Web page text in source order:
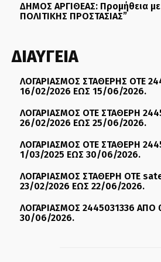
ΔΗΜΟΣ ΑΡΓΙΘΕΑΣ: Προμήθεια με
ΠΟΛΙΤΙΚΗΣ ΠΡΟΣΤΑΣΙΑΣ”
ΔΙΑΥΓΕΙΑ
ΛΟΓΑΡΙΑΣΜΟΣ ΣΤΑΘΕΡΗΣ ΟΤΕ
16/02/2026 ΕΩΣ 15/06/2026.
ΛΟΓΑΡΙΑΣΜΟΣ ΟΤΕ ΣΤΑΘΕΡΗ
26/02/2026 ΕΩΣ 25/06/2026.
ΛΟΓΑΡΙΑΣΜΟΣ ΟΤΕ ΣΤΑΘΕΡΗ
1/03/2025 ΕΩΣ 30/06/2026.
ΛΟΓΑΡΙΑΣΜΟΣ ΣΤΑΘΕΡΗ ΟΤΕ
23/02/2026 ΕΩΣ 22/06/2026.
ΛΟΓΑΡΙΑΣΜΟΣ 2445031336 ΑΠΟ
30/06/2026.